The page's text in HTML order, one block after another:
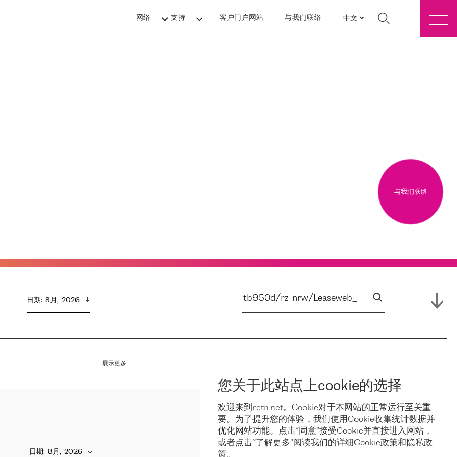
网络 支持 客户门户网站 与我们联络 中文
您关于此站点上cookie的选择
欢迎来到retn.net。Cookie对于本网站的正常运行至关重
要。为了提升您的体验，我们使用Cookie收集统计数据并
优化网站功能。点击“同意”接受Cookie并直接进入网站，
或者点击“了解更多”阅读我们的详细Cookie政策和隐私政
策。
与我们联络
日期: 8月,  2026
展示更多
日期: 8月,  2026